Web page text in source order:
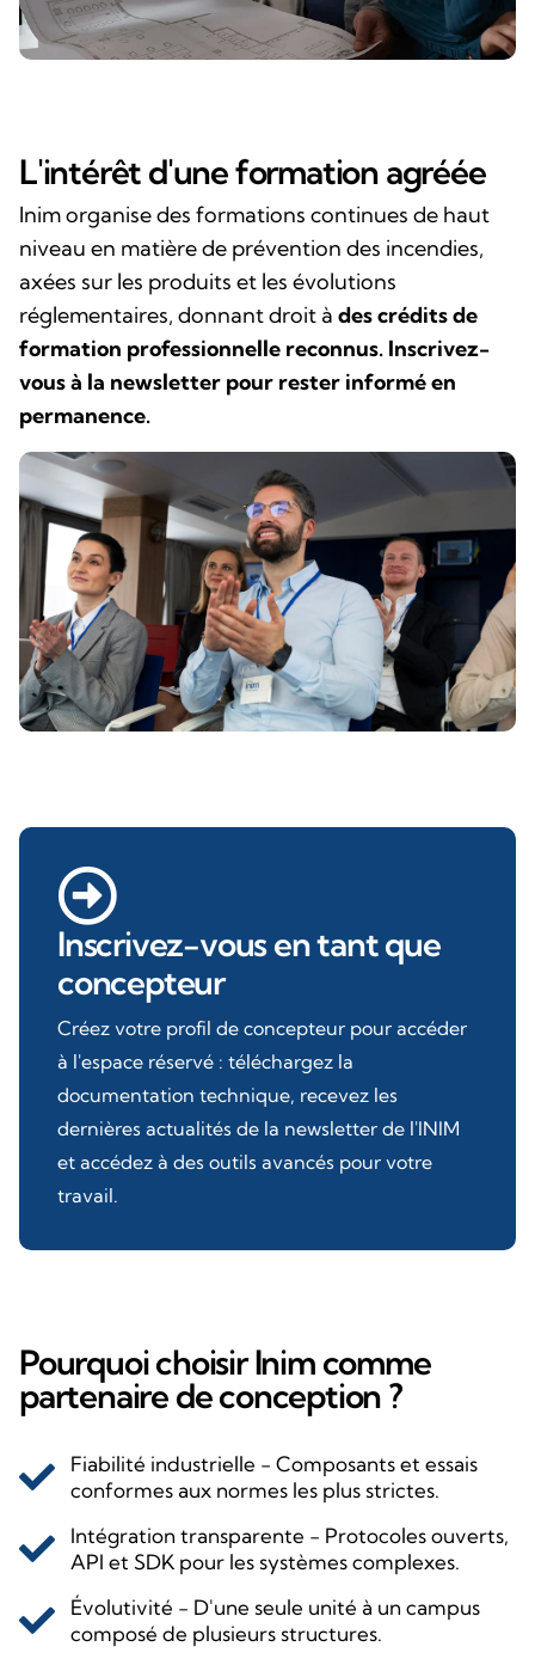
L'intérêt d'une formation agréée
Inim organise des formations continues de haut
niveau en matière de prévention des incendies,
axées sur les produits et les évolutions
réglementaires, donnant droit à des crédits de
formation professionnelle reconnus. Inscrivez-
vous à la newsletter pour rester informé en
permanence.
Inscrivez-vous en tant que
concepteur
Créez votre profil de concepteur pour accéder
à l'espace réservé : téléchargez la
documentation technique, recevez les
dernières actualités de la newsletter de l'INIM
et accédez à des outils avancés pour votre
travail.
Pourquoi choisir Inim comme
partenaire de conception ?
Fiabilité industrielle - Composants et essais
conformes aux normes les plus strictes.
Intégration transparente - Protocoles ouverts,
API et SDK pour les systèmes complexes.
Évolutivité - D'une seule unité à un campus
composé de plusieurs structures.